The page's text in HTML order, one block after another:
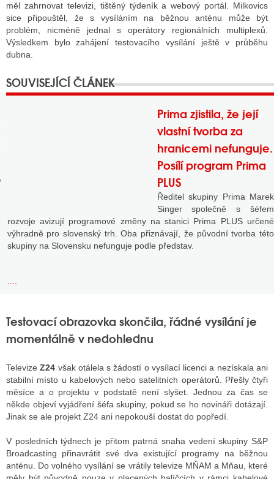
STÁT BLOGEREM
měl zahrnovat televizi, tištěný týdeník a webový portál. Milkovics
sice připouštěl, že s vysíláním na běžnou anténu může být
problém, nicméně jednal s operátory regionálních multiplexů.
Výsledkem bylo zahájení testovacího vysílání ještě v průběhu
dubna.
Prima zjistila, že její
vlastní tvorba za
hranicemi nefunguje.
Posílí program Prima
PLUS
Ředitel skupiny Prima Marek
Singer společně s šéfem
rozvoje avizují programové změny na stanici Prima PLUS určené
výhradně pro slovenský trh. Oba přiznávají, že původní tvorba této
skupiny na Slovensku nefunguje podle představ.
Testovací obrazovka skončila, řádné vysílání je
momentálně v nedohlednu
TelevizeZ24 však otálela s žádostí o vysílací licenci a nezískala ani
stabilní místo u kabelových nebo satelitních operátorů. Přešly čtyři
měsíce a o projektu v podstatě není slyšet. Jednou za čas se
někde objeví vyjádření šéfa skupiny, pokud se ho novináři dotázají.
Jinak se ale projekt Z24 ani nepokouší dostat do popředí.
V posledních týdnech je přitom patrná snaha vedení skupiny S&P
Broadcasting přinavrátit své dva existující programy na běžnou
anténu. Do volného vysílání se vrátily televize MŇAM a Mňau, které